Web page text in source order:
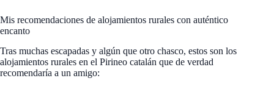
Mis recomendaciones de alojamientos rurales con auténtico
encanto
Tras muchas escapadas y algún que otro chasco, estos son los
alojamientos rurales en el Pirineo catalán que de verdad
recomendaría a un amigo: